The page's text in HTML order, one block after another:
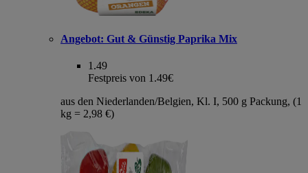
Angebot: Gut & Günstig Paprika Mix
1.49
Festpreis von 1.49€
aus den Niederlanden/Belgien, Kl. I, 500 g Packung, (1
kg = 2,98 €)